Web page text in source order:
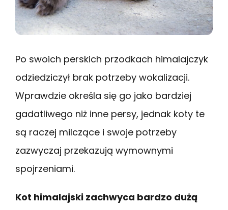
Po swoich perskich przodkach himalajczyk
odziedziczył brak potrzeby wokalizacji.
Wprawdzie określa się go jako bardziej
gadatliwego niż inne persy, jednak koty te
są raczej milczące i swoje potrzeby
zazwyczaj przekazują wymownymi
spojrzeniami.
Kot himalajski zachwyca bardzo dużą